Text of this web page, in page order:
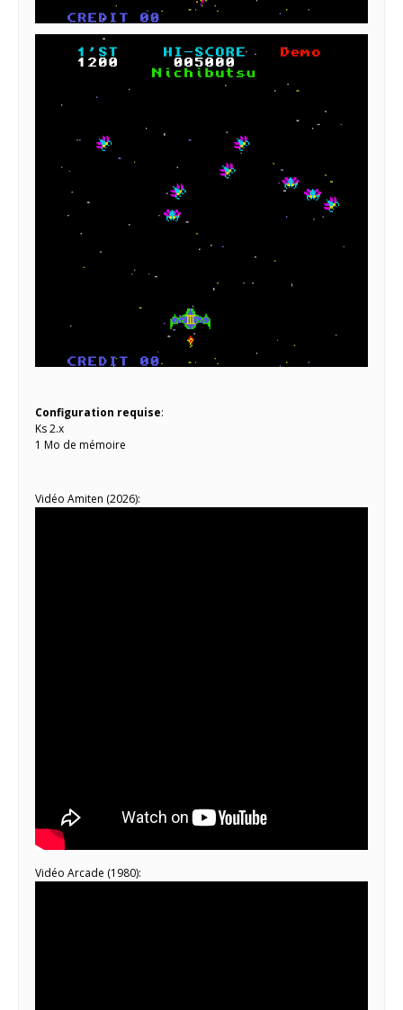
Configuration requise:
Ks 2.x
1 Mo de mémoire
Vidéo Amiten (2026):
Vidéo Arcade (1980):